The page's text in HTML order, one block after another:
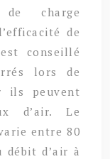
charge
de
conseillé
lors de
ils peuvent
d’air. Le
entre 80
débit d’air à